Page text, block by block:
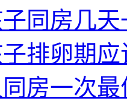
房几天
卵期应
一次最